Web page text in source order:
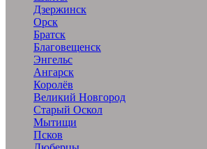
Дзержинск
Орск
Братск
Благовещенск
Энгельс
Ангарск
Королёв
Великий Новгород
Старый Оскол
Мытищи
Псков